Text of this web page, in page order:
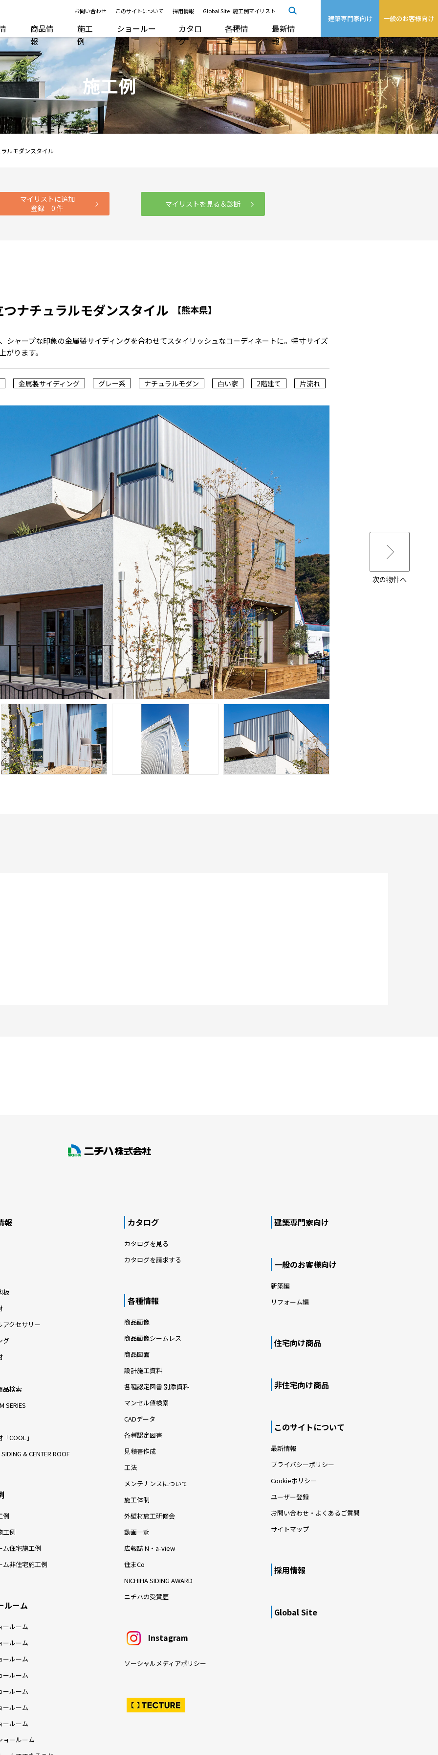
お問い合わせ このサイトについて 採用情報 Global Site 施工例マイリスト
商品情
報
施工
例
ショールー
ム
カタロ
グ
各種情
報
最新情
報
建築専門家向け 一般のお客様向け
施工例
ルモダンスタイル
マイリストに追加
登録0 件 マイリストを見る＆診断
ナチュラルモダンスタイル 【熊本県】
シャープな印象の金属製サイディングを合わせてスタイリッシュなコーディネートに。特寸サイズ
がります。
金属製サイディング グレー系 ナチュラルモダン 白い家 2階建て 片流れ
次の物件へ
報
板
アクセサリー
グ
品検索
SERIES
COOL」
SIDING & CENTER ROOF
例
工例
ム住宅施工例
ム非住宅施工例
ルーム
ールーム
ールーム
ールーム
ールーム
ールーム
ールーム
ールーム
ョールーム
カタログ
カタログを見る
カタログを請求する
各種情報
商品画像
商品画像シームレス
商品図面
設計施工資料
各種認定図書 別添資料
マンセル値検索
CADデータ
各種認定図書
見積書作成
工法
メンテナンスについて
施工体制
外壁材施工研修会
動画一覧
広報誌 N・a-view
住まCo
NICHIHA SIDING AWARD
ニチハの受賞歴
Instagram
ソーシャルメディアポリシー
建築専門家向け
一般のお客様向け
新築編
リフォーム編
住宅向け商品
非住宅向け商品
このサイトについて
最新情報
プライバシーポリシー
Cookieポリシー
ユーザー登録
お問い合わせ・よくあるご質問
サイトマップ
採用情報
Global Site